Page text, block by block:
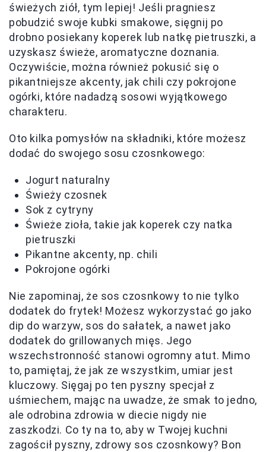
świeżych ziół, tym lepiej! Jeśli pragniesz
pobudzić swoje kubki smakowe, sięgnij po
drobno posiekany koperek lub natkę pietruszki, a
uzyskasz świeże, aromatyczne doznania.
Oczywiście, można również pokusić się o
pikantniejsze akcenty, jak chili czy pokrojone
ogórki, które nadadzą sosowi wyjątkowego
charakteru.
Oto kilka pomysłów na składniki, które możesz
dodać do swojego sosu czosnkowego:
Jogurt naturalny
Świeży czosnek
Sok z cytryny
Świeże zioła, takie jak koperek czy natka
pietruszki
Pikantne akcenty, np. chili
Pokrojone ogórki
Nie zapominaj, że sos czosnkowy to nie tylko
dodatek do frytek! Możesz wykorzystać go jako
dip do warzyw, sos do sałatek, a nawet jako
dodatek do grillowanych mięs. Jego
wszechstronność stanowi ogromny atut. Mimo
to, pamiętaj, że jak ze wszystkim, umiar jest
kluczowy. Sięgaj po ten pyszny specjał z
uśmiechem, mając na uwadze, że smak to jedno,
ale odrobina zdrowia w diecie nigdy nie
zaszkodzi. Co ty na to, aby w Twojej kuchni
zagościł pyszny, zdrowy sos czosnkowy? Bon